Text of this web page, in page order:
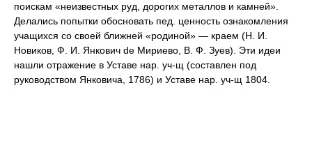
поискам «неизвестных руд, дорогих металлов и камней».
Делались попытки обосновать пед. ценность ознакомления
учащихся со своей ближней «родиной» — краем (Н. И.
Новиков, Ф. И. Янкович de Мириево, В. Ф. Зуев). Эти идеи
нашли отражение в Уставе нар. уч-щ (составлен под
руководством Янковича, 1786) и Уставе нар. уч-щ 1804.